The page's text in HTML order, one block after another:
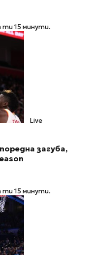
ти 15 минути.
Live
загуба,
ти 15 минути.